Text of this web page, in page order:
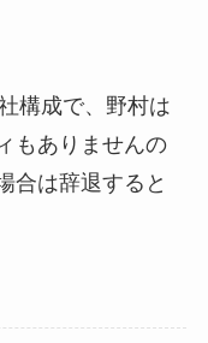
構成で、野村は
もありませんの
合は辞退すると